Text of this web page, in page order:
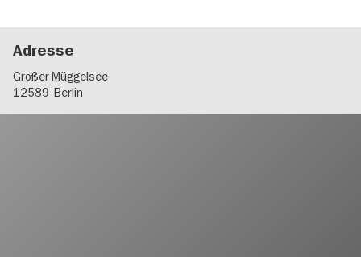
Adresse
Großer Müggelsee
12589 Berlin